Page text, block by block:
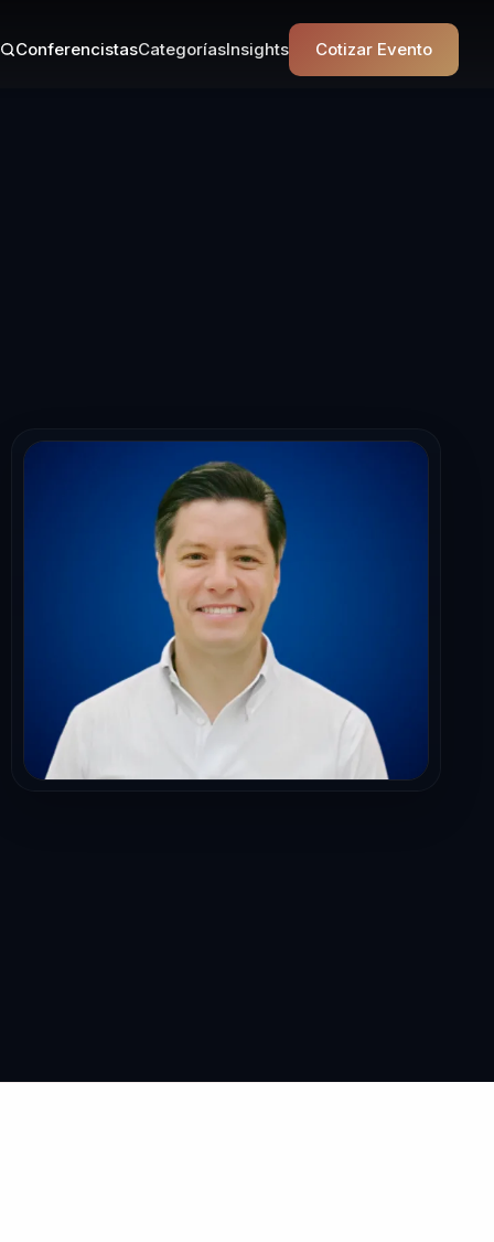
ConferencistasCategoríasInsights Cotizar Evento
en